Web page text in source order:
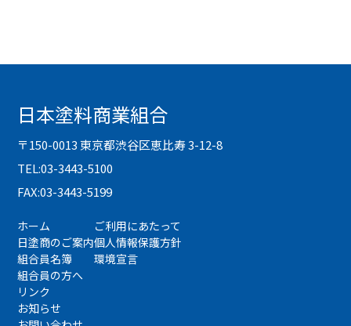
日本塗料商業組合
〒150-0013 東京都渋谷区恵比寿 3-12-8
TEL:03-3443-5100
FAX:03-3443-5199
ホーム
日塗商のご案内
組合員名簿
組合員の方へ
リンク
お知らせ
ご利用にあたって
個人情報保護方針
環境宣言